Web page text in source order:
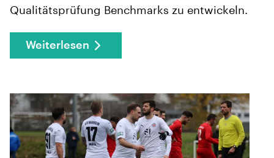
Qualitätsprüfung Benchmarks zu entwickeln.
Weiterlesen